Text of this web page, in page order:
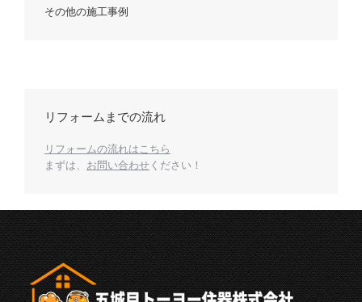
その他の施工事例
リフォームまでの流れ
リフォームの流れはこちら
まずは、 お問い合わせ ください！